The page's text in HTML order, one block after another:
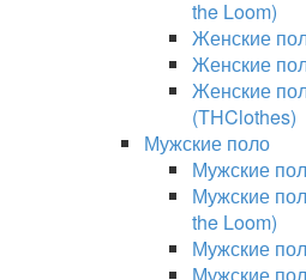
the Loom)
Женские
Женские
Женские
(THClothes)
Мужские поло
Мужские
Мужские
the Loom)
Мужские